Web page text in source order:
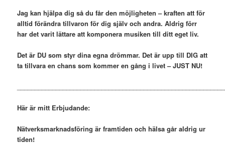
Jag kan hjälpa dig så du får den möjligheten – kraften att för
alltid förändra tillvaron för dig själv och andra. Aldrig förr
har det varit lättare att komponera musiken till ditt eget liv.
Det är DU som styr dina egna drömmar. Det är upp till DIG att
ta tillvara en chans som kommer en gång i livet – JUST NU!
Här är mitt Erbjudande:
Nätverksmarknadsföring är framtiden och hälsa går aldrig ur
tiden!